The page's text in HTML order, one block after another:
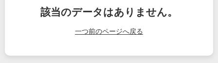
該当のデータはありません。
一つ前のページへ戻る